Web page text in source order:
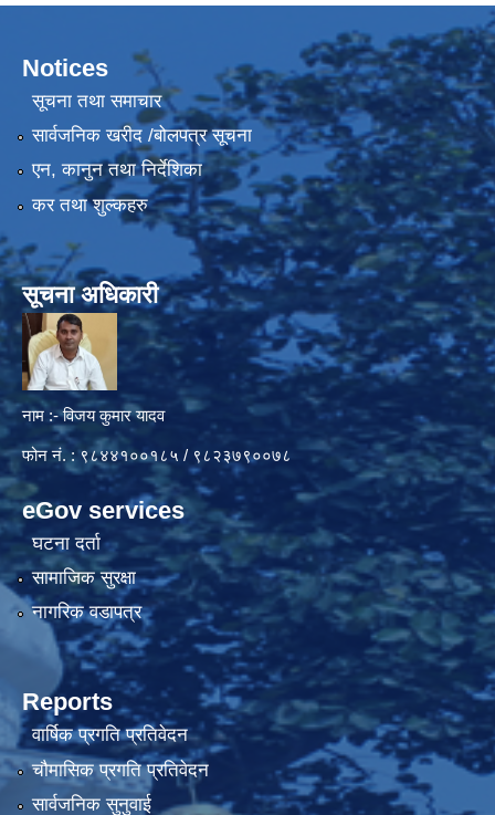
Notices
सूचना तथा समाचार
सार्वजनिक खरीद /बोलपत्र सूचना
एन, कानुन तथा निर्देशिका
कर तथा शुल्कहरु
सूचना अधिकारी
नाम :- विजय कुमार यादव
फोन नं. : ९८४४१००१८५ / ९८२३७९००७८
eGov services
घटना दर्ता
सामाजिक सुरक्षा
नागरिक वडापत्र
Reports
वार्षिक प्रगति प्रतिवेदन
चौमासिक प्रगति प्रतिवेदन
सार्वजनिक सुनुवाई